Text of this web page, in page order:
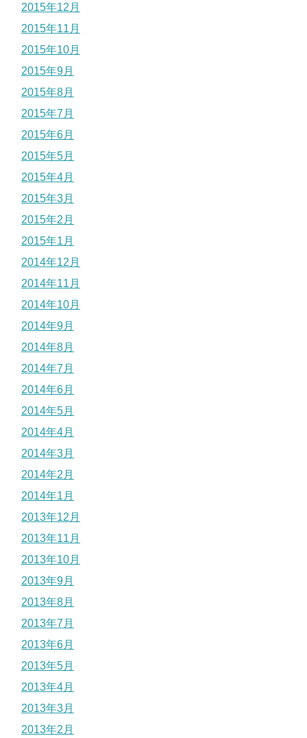
2015年12月
2015年11月
2015年10月
2015年9月
2015年8月
2015年7月
2015年6月
2015年5月
2015年4月
2015年3月
2015年2月
2015年1月
2014年12月
2014年11月
2014年10月
2014年9月
2014年8月
2014年7月
2014年6月
2014年5月
2014年4月
2014年3月
2014年2月
2014年1月
2013年12月
2013年11月
2013年10月
2013年9月
2013年8月
2013年7月
2013年6月
2013年5月
2013年4月
2013年3月
2013年2月